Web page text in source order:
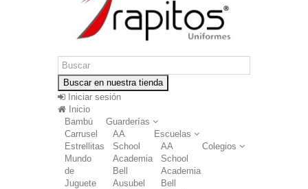
Buscar en nuestra tienda
Iniciar sesión
Inicio
Guarderías
Bambú
Carrusel
Estrellitas
Mundo
de
Juguete
Escuelas
AA
School
Academia
Bell
Ausubel
Colegios
AA
School
Academia
Bell